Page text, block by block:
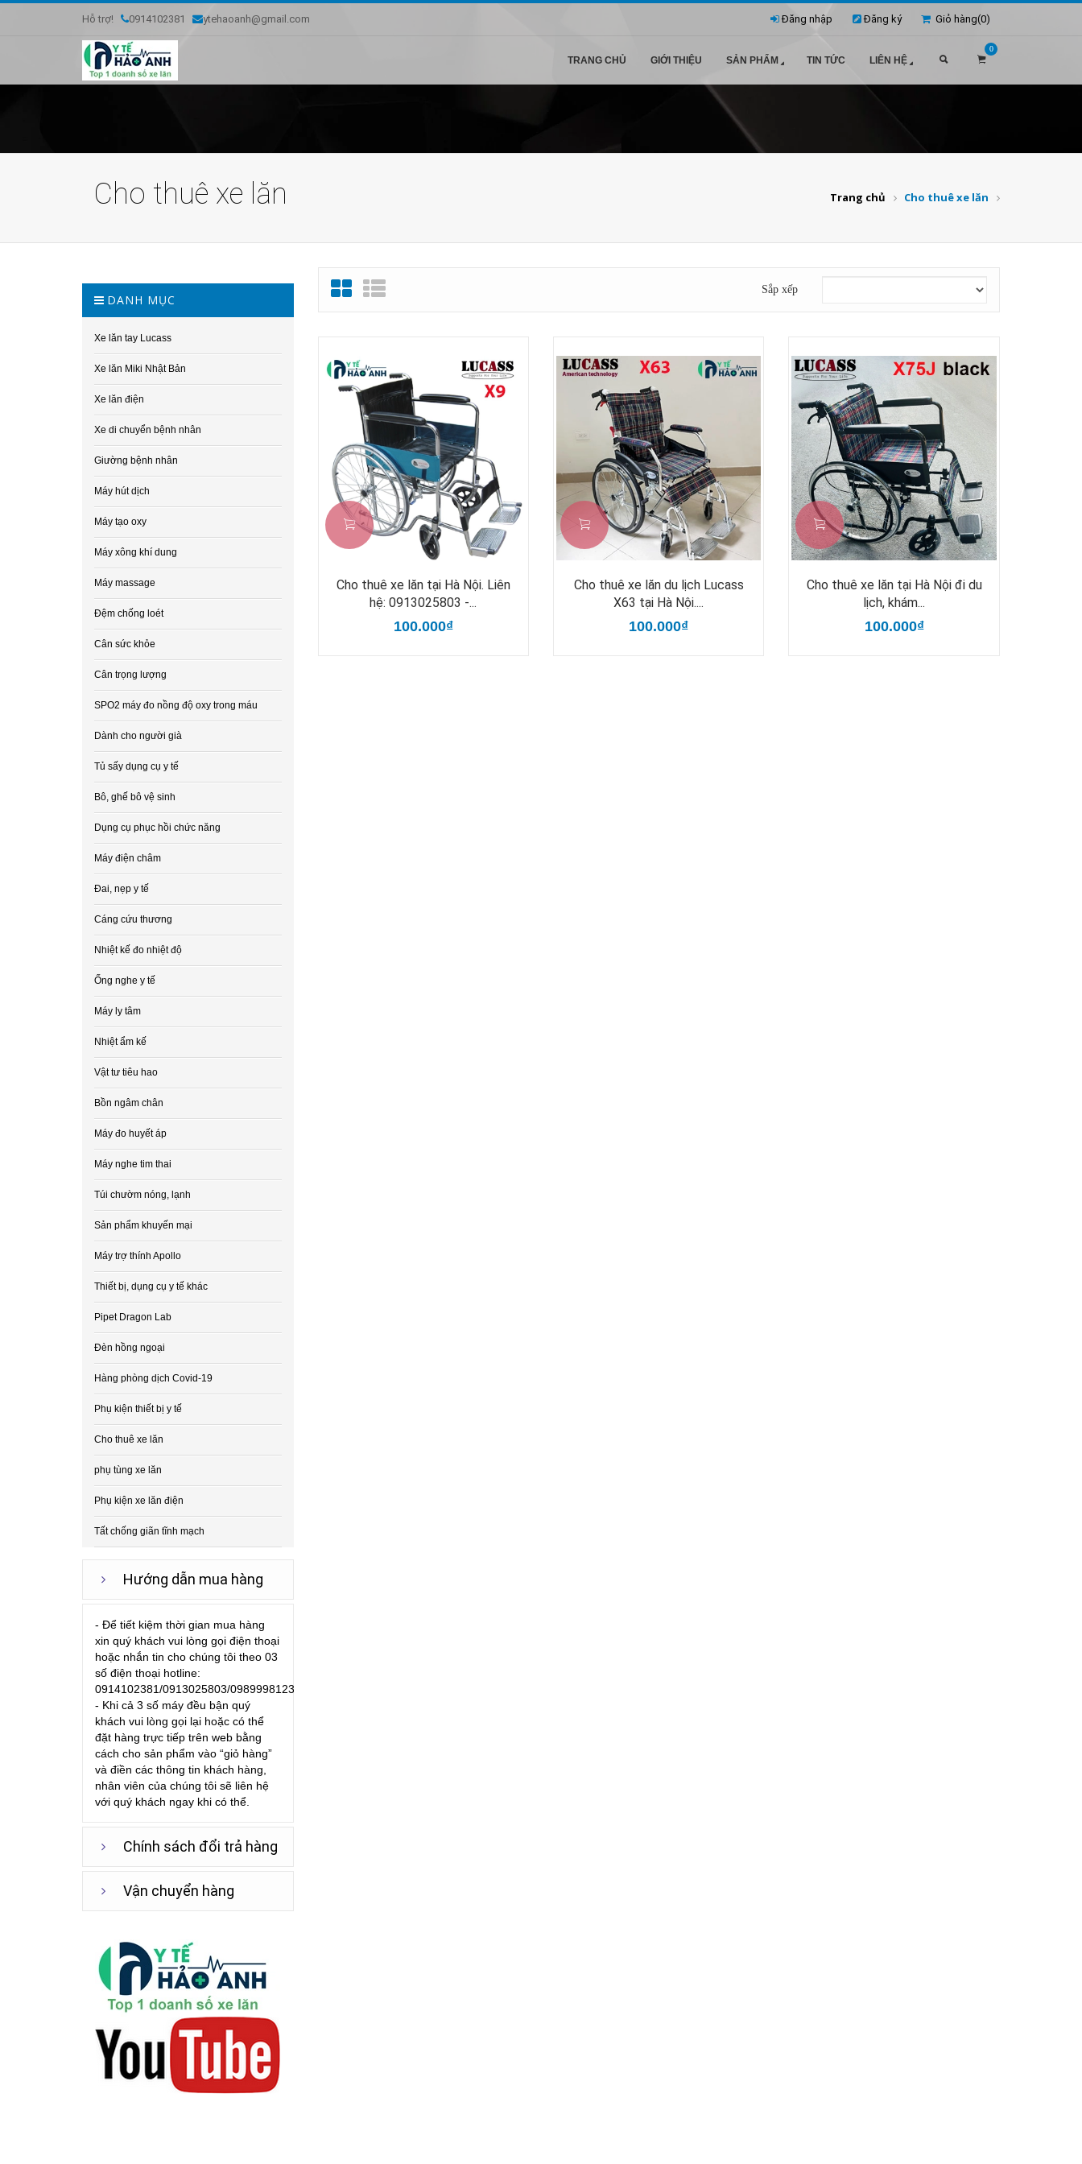
Hỗ trợ! 0914102381 ytehaoanh@gmail.com Giỏ hàng(0)
Đăng nhập Đăng ký
0
TRANG CHỦ GIỚI THIỆU SẢN PHẨM TIN TỨC LIÊN HỆ
Cho thuê xe lăn Trang chủ Cho thuê xe lăn
DANH MỤC
Xe lăn tay Lucass
Xe lăn Miki Nhật Bản
Xe lăn điện
Xe di chuyển bệnh nhân
Giường bệnh nhân
Máy hút dịch
Máy tạo oxy
Máy xông khí dung
Máy massage
Đệm chống loét
Cân sức khỏe
Cân trọng lượng
SPO2 máy đo nồng độ oxy trong máu
Dành cho người già
Tủ sấy dụng cụ y tế
Bô, ghế bô vệ sinh
Dụng cụ phục hồi chức năng
Máy điện châm
Đai, nẹp y tế
Cáng cứu thương
Nhiệt kế đo nhiệt độ
Ống nghe y tế
Máy ly tâm
Nhiệt ẩm kế
Vật tư tiêu hao
Bồn ngâm chân
Máy đo huyết áp
Máy nghe tim thai
Túi chườm nóng, lạnh
Sản phẩm khuyến mại
Máy trợ thính Apollo
Thiết bị, dụng cụ y tế khác
Pipet Dragon Lab
Đèn hồng ngoại
Hàng phòng dịch Covid-19
Phụ kiện thiết bị y tế
Cho thuê xe lăn
phụ tùng xe lăn
Phụ kiện xe lăn điện
Tất chống giãn tĩnh mạch
Hướng dẫn mua hàng
- Để tiết kiệm thời gian mua hàng
xin quý khách vui lòng gọi điện thoại
hoặc nhắn tin cho chúng tôi theo 03
số điện thoại hotline:
0914102381/0913025803/0989998123
- Khi cả 3 số máy đều bận quý
khách vui lòng gọi lại hoặc có thể
đặt hàng trực tiếp trên web bằng
cách cho sản phẩm vào “giỏ hàng”
và điền các thông tin khách hàng,
nhân viên của chúng tôi sẽ liên hệ
với quý khách ngay khi có thể.
Chính sách đổi trả hàng
Vận chuyển hàng
Sắp xếp
Cho thuê xe lăn tại Hà Nội. Liên
hệ: 0913025803 -...
100.000₫
Cho thuê xe lăn du lịch Lucass
X63 tại Hà Nội....
100.000₫
Cho thuê xe lăn tại Hà Nội đi du
lịch, khám...
100.000₫